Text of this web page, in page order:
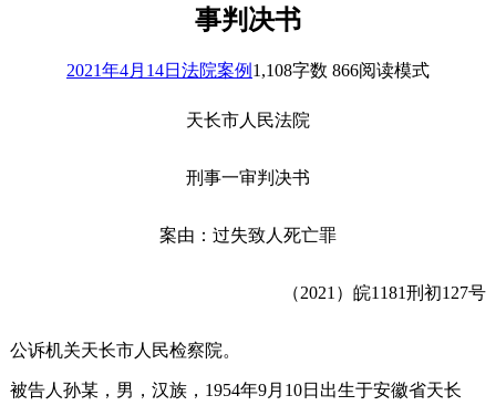
事判决书
2021年4月14日 法院案例 1,108字数 866阅读模式
天长市人民法院
刑事一审判决书
案由：过失致人死亡罪
（2021）皖1181刑初127号
公诉机关天长市人民检察院。
被告人孙某，男，汉族，1954年9月10日出生于安徽省天长